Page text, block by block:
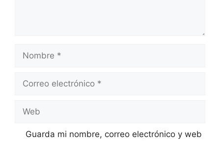
Nombre
Correo
Web
Guarda mi nombre, correo electrónico y web